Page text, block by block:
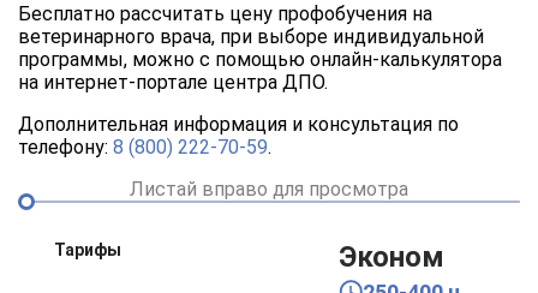
Бесплатно рассчитать цену профобучения на
ветеринарного врача, при выборе индивидуальной
программы, можно с помощью онлайн-калькулятора
на интернет-портале центра ДПО.
Дополнительная информация и консультация по
телефону: 8 (800) 222-70-59.
Листай вправо для просмотра
Тарифы Эконом